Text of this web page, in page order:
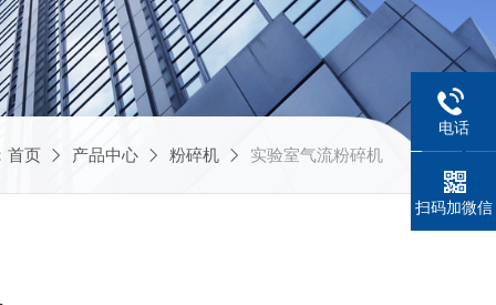
首页 产品中心 粉碎机 实验室气流粉碎机
电话
扫码加微信